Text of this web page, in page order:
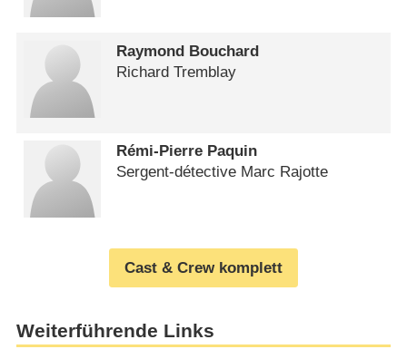
Raymond Bouchard
Richard Tremblay
Rémi-Pierre Paquin
Sergent-détective Marc Rajotte
Cast & Crew komplett
Weiterführende Links